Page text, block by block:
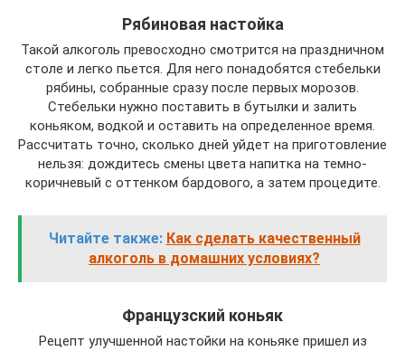
Рябиновая настойка
Такой алкоголь превосходно смотрится на праздничном
столе и легко пьется. Для него понадобятся стебельки
рябины, собранные сразу после первых морозов.
Стебельки нужно поставить в бутылки и залить
коньяком, водкой и оставить на определенное время.
Рассчитать точно, сколько дней уйдет на приготовление
нельзя: дождитесь смены цвета напитка на темно-
коричневый с оттенком бардового, а затем процедите.
Читайте также: Как сделать качественный
алкоголь в домашних условиях?
Французский коньяк
Рецепт улучшенной настойки на коньяке пришел из